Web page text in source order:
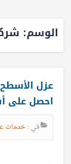
الوسم:
عزل
احصل على
في :خدمات